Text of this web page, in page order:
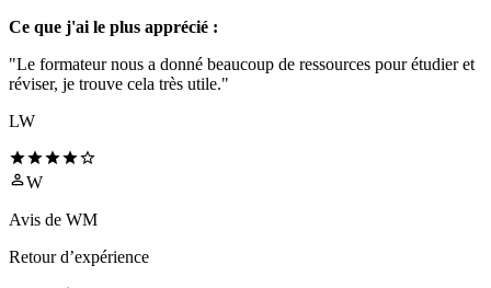
Ce que j'ai le plus apprécié :
"Le formateur nous a donné beaucoup de ressources pour étudier et
réviser, je trouve cela très utile."
LW
W
Avis de WM
Retour d’expérience